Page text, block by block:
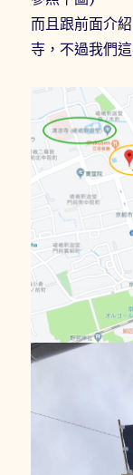
而且跟前面介
寺，不過我們